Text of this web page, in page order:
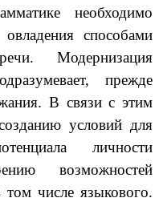
необходимо
овладения способами
Модернизация
прежде
В связи с этим
условий для
личности
возможностей
том числе языкового.